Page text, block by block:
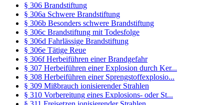
§ 306 Brandstiftung
§ 306a Schwere Brandstiftung
§ 306b Besonders schwere Brandstiftung
§ 306c Brandstiftung mit Todesfolge
§ 306d Fahrlässige Brandstiftung
§ 306e Tätige Reue
§ 306f Herbeiführen einer Brandgefahr
§ 307 Herbeiführen einer Explosion durch Ker...
§ 308 Herbeiführen einer Sprengstoffexplosio...
§ 309 Mißbrauch ionisierender Strahlen
§ 310 Vorbereitung eines Explosions- oder St...